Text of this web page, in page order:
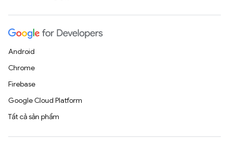
Android
Chrome
Firebase
Google Cloud Platform
Tất cả sản phẩm